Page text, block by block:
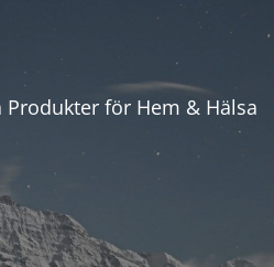
för Hem & Hälsa